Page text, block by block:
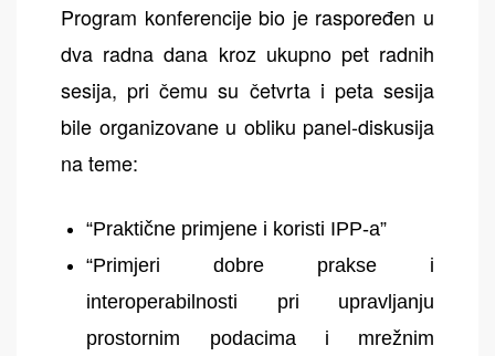
Program konferencije bio je raspoređen u
dva radna dana kroz ukupno pet radnih
sesija, pri čemu su četvrta i peta sesija
bile organizovane u obliku panel-diskusija
na teme:
“Praktične primjene i koristi IPP-a”
“Primjeri dobre prakse i
interoperabilnosti pri upravljanju
prostornim podacima i mrežnim